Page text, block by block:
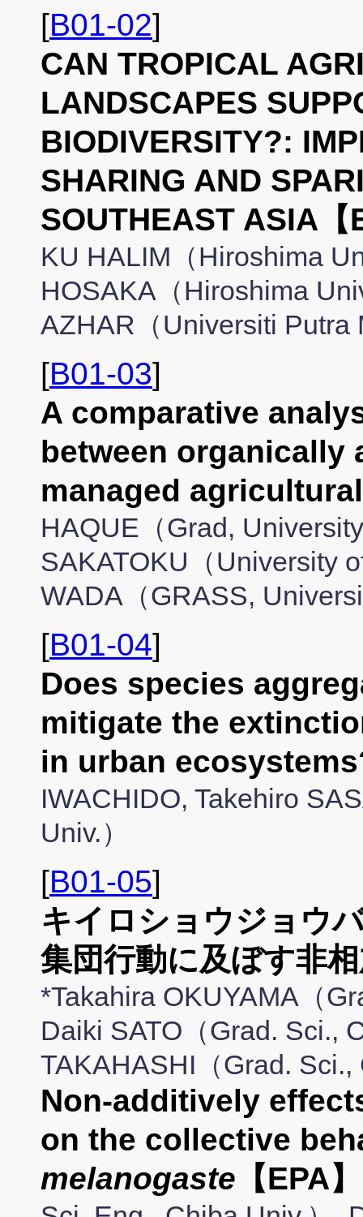
[B01-02]
CAN TROPICAL
LANDSCAPES
BIODIVERSITY?:
SHARING AND
SOUTHEAST ASIA【
KU HALIM（Hiroshima
HOSAKA（Hiroshima
AZHAR（Universiti Putra
[B01-03]
A comparative
between organically
managed
HAQUE（Grad,
SAKATOKU（University
WADA（GRASS,
[B01-04]
Does species
mitigate the
in urban
IWACHIDO, Takehiro
Univ.）
[B01-05]
キイロショウジョウ
集団行動に及ぼす非
*Takahira OKUYAMA（
Daiki SATO（Grad. Sci.,
TAKAHASHI（Grad. Sci.,
Non-additively
on the collective
melanogaste 【EPA】